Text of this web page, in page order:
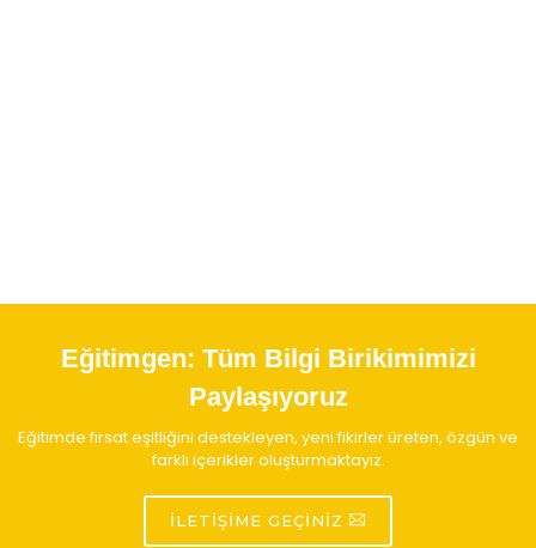
Eğitimgen: Tüm Bilgi Birikimimizi
Paylaşıyoruz
Eğitimde fırsat eşitliğini destekleyen, yeni fikirler üreten, özgün ve
farklı içerikler oluşturmaktayız.
İLETIŞIME GEÇINIZ